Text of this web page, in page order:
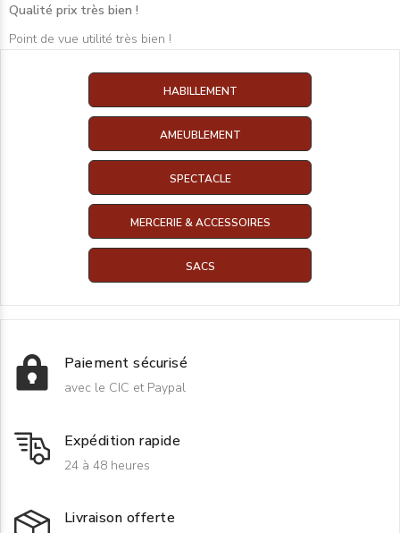
Qualité prix très bien !
Point de vue utilité très bien !
HABILLEMENT
AMEUBLEMENT
SPECTACLE
MERCERIE & ACCESSOIRES
SACS
Paiement sécurisé
avec le CIC et Paypal
Expédition rapide
24 à 48 heures
Livraison offerte